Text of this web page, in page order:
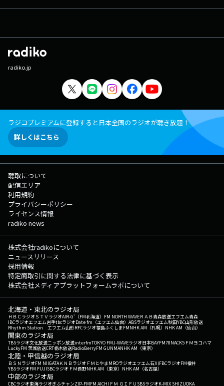
radiko.jp
ラジコプレミアムに登録すると日本全国のラジオが聴き放題！
詳しくはこちら
聴取について
配信エリア
利用規約
プライバシーポリシー
ライセンス情報
radiko news
株式会社radikoについて
ニュースリリース
採用情報
特定商取引に関する法律に基づく表示
株式会社メディアプラットフォームラボについて
北海道・東北のラジオ局
ＨＢＣラジオＳＴＶラジオAIR-G'（FM北海道） FM NORTH WAVEＲＡＢ青森放送エフエム青森
IBCラジオエフエム岩手tbcラジオDate fm（エフエム仙台） ABSラジオエフエム秋田YBC山形放送
Rhythm Station エフエム山形RFCラジオ福島ふくしまFMNHK AM（札幌） NHK AM（仙台）
関東のラジオ局
TBSラジオ文化放送ニッポン放送interfmTOKYO FMJ-WAVEラジオ日本BAYFM78NACK5 ＦＭヨコハマ
LuckyFM 茨城放送CRT栃木放送RadioBerryFM GUNMANHK AM（東京）
北陸・甲信越のラジオ局
ＢＳＮラジオFM NIIGATAＫＮＢラジオ ＦＭとやまMROラジオエフエム石川FBCラジオFM福井
YBSラジオFM FUJISBCラジオ ＦＭ長野NHK AM（東京） NHK AM（名古屋）
中部のラジオ局
CBCラジオ東海ラジオぎふチャンZIP-FMFM AICHI ＦＭ ＧＩＦＵ SBSラジオK-MIX SHIZUOKA